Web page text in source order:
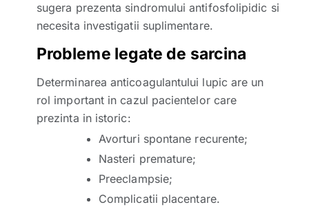
sugera prezenta sindromului antifosfolipidic si
necesita investigatii suplimentare.
Probleme legate de sarcina
Determinarea anticoagulantului lupic are un
rol important in cazul pacientelor care
prezinta in istoric:
Avorturi spontane recurente;
Nasteri premature;
Preeclampsie;
Complicatii placentare.